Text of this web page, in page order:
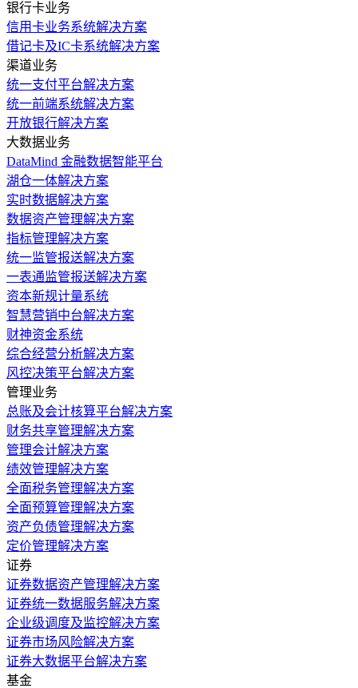
银行卡业务
信用卡业务系统解决方案
借记卡及IC卡系统解决方案
渠道业务
统一支付平台解决方案
统一前端系统解决方案
开放银行解决方案
大数据业务
DataMind 金融数据智能平台
湖仓一体解决方案
实时数据解决方案
数据资产管理解决方案
指标管理解决方案
统一监管报送解决方案
一表通监管报送解决方案
资本新规计量系统
智慧营销中台解决方案
财神资金系统
综合经营分析解决方案
风控决策平台解决方案
管理业务
总账及会计核算平台解决方案
财务共享管理解决方案
管理会计解决方案
绩效管理解决方案
全面税务管理解决方案
全面预算管理解决方案
资产负债管理解决方案
定价管理解决方案
证券
证券数据资产管理解决方案
证券统一数据服务解决方案
企业级调度及监控解决方案
证券市场风险解决方案
证券大数据平台解决方案
基金